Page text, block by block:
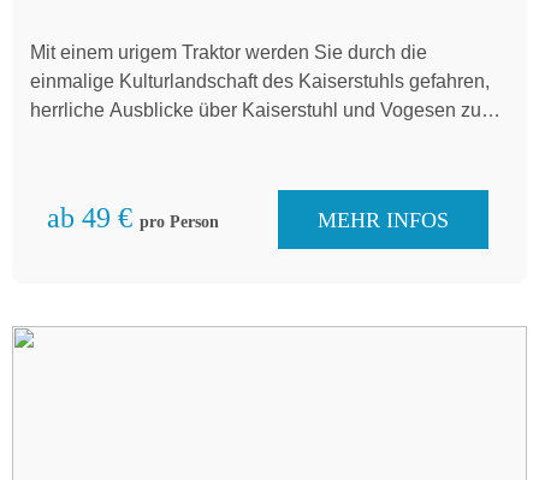
Mit einem urigem Traktor werden Sie durch die
einmalige Kulturlandschaft des Kaiserstuhls gefahren,
herrliche Ausblicke über Kaiserstuhl und Vogesen zum
Sie verschiedene Weine und erfahren einiges zum
regionalen Weinanbau.
ab 49 € pro Person MEHR INFOS